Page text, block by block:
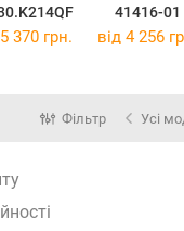
41416-01
370 грн. від 4 256
Фільтр Усі